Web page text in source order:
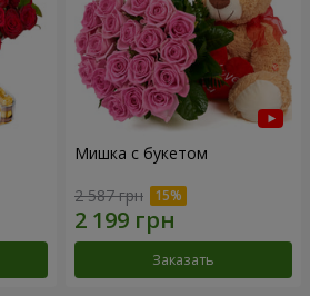
Мишка с букетом
2 587 грн
Заказать